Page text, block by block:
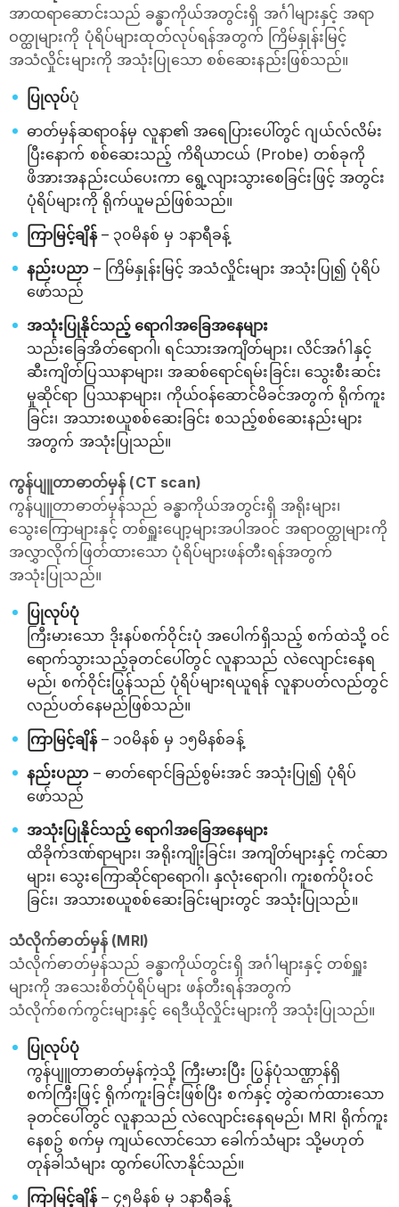
အာထရာဆောင်းသည် ခန္ဓာကိုယ်အတွင်းရှိ အင်္ဂါများနှင့် အရာ
ဝတ္ထုများကို ပုံရိပ်များထုတ်လုပ်ရန်အတွက် ကြိမ်နှုန်းမြင့်
အသံလှိုင်းများကို အသုံးပြုသော စစ်ဆေးနည်းဖြစ်သည်။
ပြုလုပ်ပုံ
ဓာတ်မှန်ဆရာဝန်မှ လူနာ၏ အရေပြားပေါ်တွင် ဂျယ်လ်လိမ်း
ပြီးနောက် စစ်ဆေးသည့် ကိရိယာငယ် (Probe) တစ်ခုကို
ဖိအားအနည်းငယ်ပေးကာ ရွေ့လျားသွားစေခြင်းဖြင့် အတွင်း
ပုံရိပ်များကို ရိုက်ယူမည်ဖြစ်သည်။
ကြာမြင့်ချိန်– ၃၀မိနစ် မှ ၁နာရီခန့်
နည်းပညာ – ကြိမ်နှုန်းမြင့် အသံလှိုင်းများ အသုံးပြု၍ ပုံရိပ်
ဖော်သည်
အသုံးပြုနိုင်သည့် ရောဂါအခြေအနေများ
သည်းခြေအိတ်ရောဂါ၊ ရင်သားအကျိတ်များ၊ လိင်အင်္ဂါနှင့်
ဆီးကျိတ်ပြဿနာများ၊ အဆစ်ရောင်ရမ်းခြင်း၊ သွေးစီးဆင်း
မှုဆိုင်ရာ ပြဿနာများ၊ ကိုယ်ဝန်ဆောင်မိခင်အတွက် ရိုက်ကူး
ခြင်း၊ အသားစယူစစ်ဆေးခြင်း စသည့်စစ်ဆေးနည်းများ
အတွက် အသုံးပြုသည်။
ကွန်ပျူတာဓာတ်မှန် (CT scan)
ကွန်ပျူတာဓာတ်မှန်သည် ခန္ဓာကိုယ်အတွင်းရှိ အရိုးများ၊
သွေးကြောများနှင့် တစ်ရှူးပျော့များအပါအဝင် အရာဝတ္ထုများကို
အလွှာလိုက်ဖြတ်ထားသော ပုံရိပ်များဖန်တီးရန်အတွက်
အသုံးပြုသည်။
ပြုလုပ်ပုံ
ကြီးမားသော ဒိုးနပ်စက်ဝိုင်းပုံ အပေါက်ရှိသည့် စက်ထဲသို့ ဝင်
ရောက်သွားသည့်ခုတင်ပေါ်တွင် လူနာသည် လဲလျောင်းနေရ
မည်၊ စက်ဝိုင်းပြွန်သည် ပုံရိပ်များရယူရန် လူနာပတ်လည်တွင်
လည်ပတ်နေမည်ဖြစ်သည်။
ကြာမြင့်ချိန်– ၁၀မိနစ် မှ ၁၅မိနစ်ခန့်
နည်းပညာ – ဓာတ်ရောင်ခြည်စွမ်းအင် အသုံးပြု၍ ပုံရိပ်
ဖော်သည်
အသုံးပြုနိုင်သည့် ရောဂါအခြေအနေများ
ထိခိုက်ဒဏ်ရာများ၊ အရိုးကျိုးခြင်း၊ အကျိတ်များနှင့် ကင်ဆာ
များ၊ သွေးကြောဆိုင်ရာရောဂါ၊ နှလုံးရောဂါ၊ ကူးစက်ပိုးဝင်
ခြင်း၊ အသားစယူစစ်ဆေးခြင်းများတွင် အသုံးပြုသည်။
သံလိုက်ဓာတ်မှန် (MRI)
သံလိုက်ဓာတ်မှန်သည် ခန္ဓာကိုယ်တွင်းရှိ အင်္ဂါများနှင့် တစ်ရှူး
များကို အသေးစိတ်ပုံရိပ်များ ဖန်တီးရန်အတွက်
သံလိုက်စက်ကွင်းများနှင့် ရေဒီယိုလှိုင်းများကို အသုံးပြုသည်။
ပြုလုပ်ပုံ
ကွန်ပျူတာဓာတ်မှန်ကဲ့သို့ ကြီးမားပြီး ပြွန်ပုံသဏ္ဌာန်ရှိ
စက်ကြီးဖြင့် ရိုက်ကူးခြင်းဖြစ်ပြီး စက်နှင့် တွဲဆက်ထားသော
ခုတင်ပေါ်တွင် လူနာသည် လဲလျောင်းနေရမည်၊ MRI ရိုက်ကူး
နေစဥ် စက်မှ ကျယ်လောင်သော ခေါက်သံများ သို့မဟုတ်
တုန်ခါသံများ ထွက်ပေါ်လာနိုင်သည်။
ကြာမြင့်ချိန်– ၄၅မိနစ် မှ ၁နာရီခန့်